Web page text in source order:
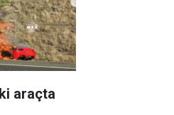
araçta